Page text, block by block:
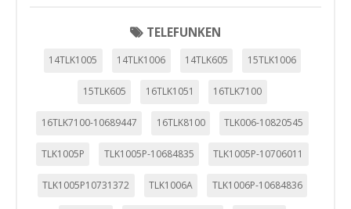
TELEFUNKEN
14TLK1005 14TLK1006 14TLK605 15TLK1006
15TLK605 16TLK1051 16TLK7100
16TLK7100-10689447 16TLK8100 TLK006-10820545
TLK1005P TLK1005P-10684835 TLK1005P-10706011
TLK1005P10731372 TLK1006A TLK1006P-10684836